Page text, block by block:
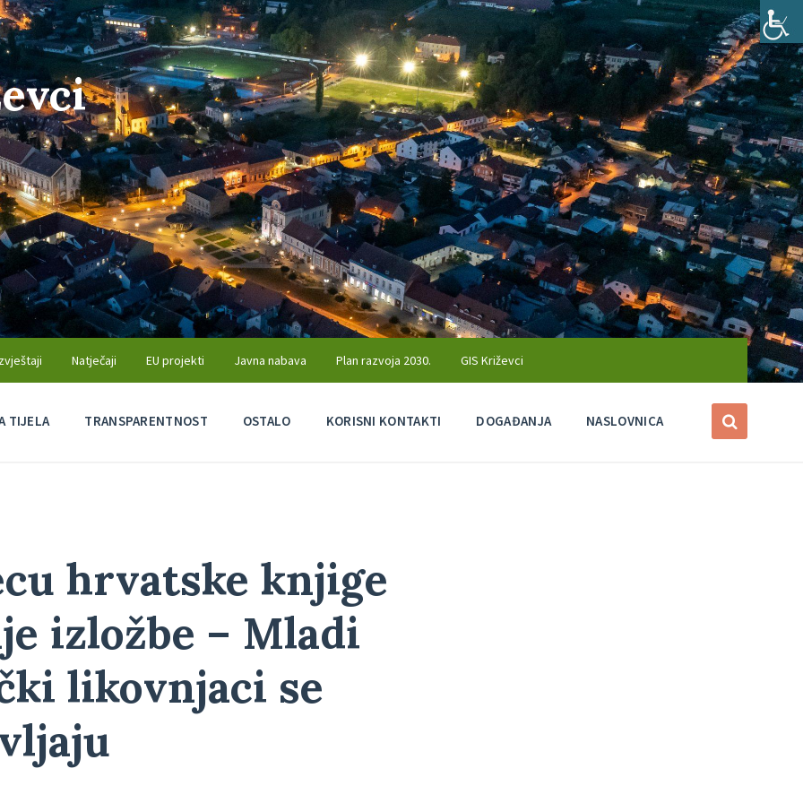
Natječaji EU projekti Javna nabava Plan razvoja 2030. GIS Križevci
TIJELA TRANSPARENTNOST OSTALO KORISNI KONTAKTI DOGAĐANJA NASLOVNICA
hrvatske knjige
izložbe – Mladi
likovnjaci se